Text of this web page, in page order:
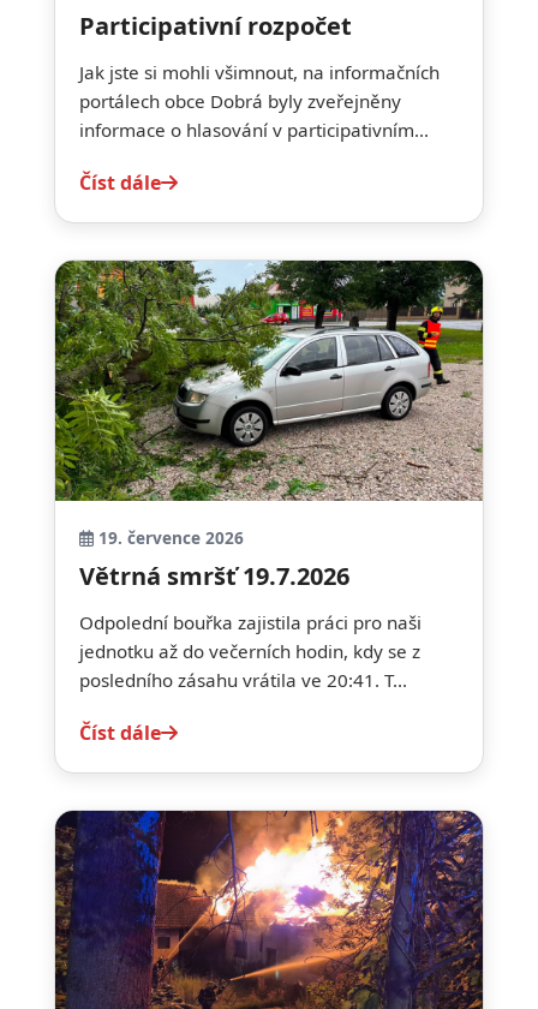
Participativní rozpočet
Jak jste si mohli všimnout, na informačních
portálech obce Dobrá byly zveřejněny
informace o hlasování v participativním...
Číst dále
19. července 2026
Větrná smršť 19.7.2026
Odpolední bouřka zajistila práci pro naši
jednotku až do večerních hodin, kdy se z
posledního zásahu vrátila ve 20:41. T...
Číst dále